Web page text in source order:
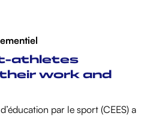
athletes
work and
par le sport (CEES) a